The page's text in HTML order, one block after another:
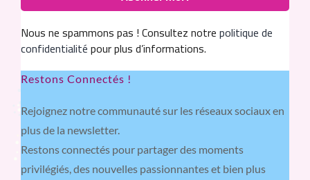
Nous ne spammons pas ! Consultez notrepolitique de
confidentialitépour plus d’informations.
Restons Connectés !
Rejoignez notre communauté sur les réseaux sociaux en
plus de la newsletter.
Restons connectés pour partager des moments
privilégiés, des nouvelles passionnantes et bien plus